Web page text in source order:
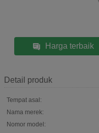
Harga terbaik
Detail produk
Tempat asal:
Nama merek:
Nomor model: